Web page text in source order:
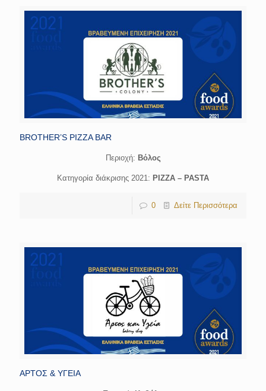
BROTHER’S PIZZA BAR
Περιοχή: Bόλος
Κατηγορία διάκρισης 2021: PIZZA – PASTA
0 Δείτε Περισσότερα
ΑΡΤΟΣ & ΥΓΕΙΑ